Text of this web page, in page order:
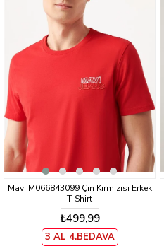
Mavi M066843099 Çin Kırmızısı Erkek
T-Shirt
₺499,99
3 AL 4.BEDAVA